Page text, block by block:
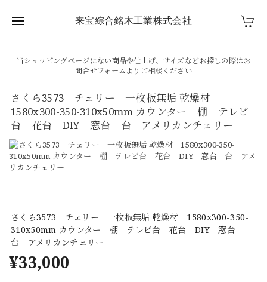
来宝綜合銘木工業株式会社
当ショッピングページにない商品や仕上げ、サイズなどお探しの際はお
問合せフォームよりご相談ください
さくら3573 チェリー 一枚板無垢 乾燥材
1580x300-350-310x50mm カウンター 棚 テレビ
台 花台 DIY 窓台 台 アメリカンチェリー
さくら3573 チェリー 一枚板無垢 乾燥材 1580x300-350-
310x50mm カウンター 棚 テレビ台 花台 DIY 窓台
台 アメリカンチェリー
¥33,000